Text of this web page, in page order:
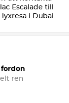
Escalade till
i Dubai.
ren